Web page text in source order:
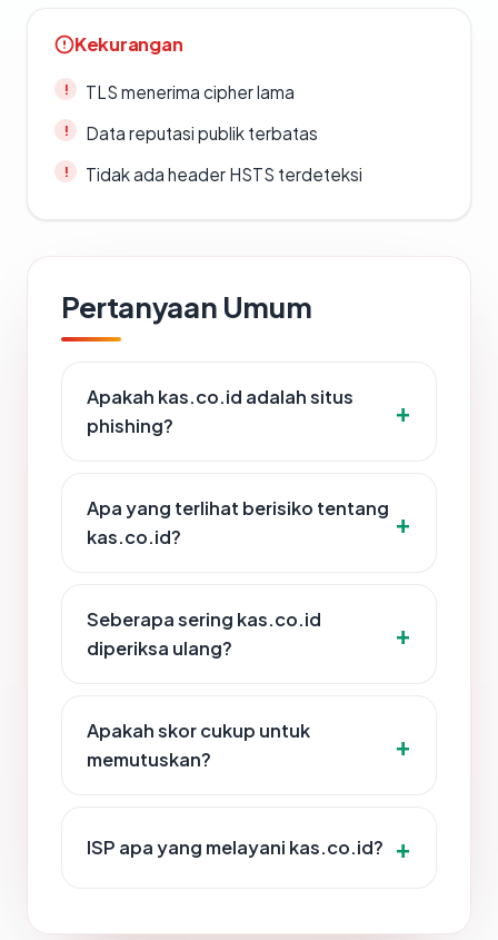
Kekurangan
TLS menerima cipher lama
Data reputasi publik terbatas
Tidak ada header HSTS terdeteksi
Pertanyaan Umum
Apakah kas.co.id adalah situs
phishing?
Apa yang terlihat berisiko tentang
kas.co.id?
Seberapa sering kas.co.id
diperiksa ulang?
Apakah skor cukup untuk
memutuskan?
ISP apa yang melayani kas.co.id?